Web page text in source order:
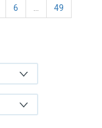
6 … 49